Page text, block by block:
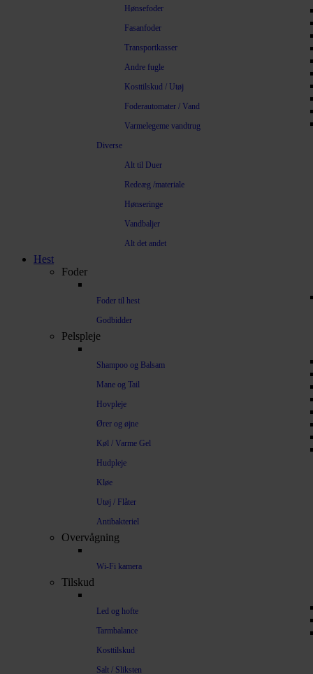
Hønsefoder
Fasanfoder
Transportkasser
Andre fugle
Kosttilskud / Utøj
Foderautomater / Vand
Varmelegeme vandtrug
Diverse
Alt til Duer
Redeæg /materiale
Hønseringe
Vandbaljer
Alt det andet
Hest
Foder
Foder til hest
Godbidder
Pelspleje
Shampoo og Balsam
Mane og Tail
Hovpleje
Ører og øjne
Køl / Varme Gel
Hudpleje
Kløe
Utøj / Flåter
Antibakteriel
Overvågning
Wi-Fi kamera
Tilskud
Led og hofte
Tarmbalance
Kosttilskud
Salt / Sliksten